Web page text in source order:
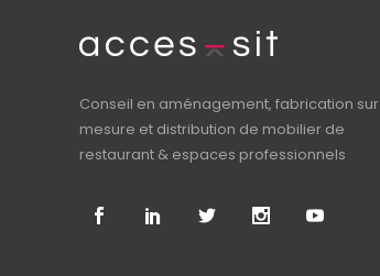
Conseil en aménagement, fabrication sur
mesure et distribution de mobilier de
restaurant & espaces professionnels